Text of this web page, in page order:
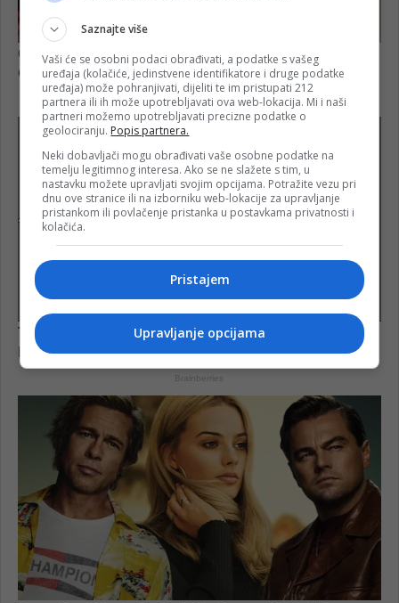
Saznajte više
Vaši će se osobni podaci obrađivati, a podatke s vašeg
uređaja (kolačiće, jedinstvene identifikatore i druge podatke
uređaja) može pohranjivati, dijeliti te im pristupati 212
partnera ili ih može upotrebljavati ova web-lokacija. Mi i naši
partneri možemo upotrebljavati precizne podatke o
geolociranju. Popis partnera.
Neki dobavljači mogu obrađivati vaše osobne podatke na
temelju legitimnog interesa. Ako se ne slažete s tim, u
nastavku možete upravljati svojim opcijama. Potražite vezu pri
dnu ove stranice ili na izborniku web-lokacije za upravljanje
pristankom ili povlačenje pristanka u postavkama privatnosti i
kolačića.
Pristajem
Upravljanje opcijama